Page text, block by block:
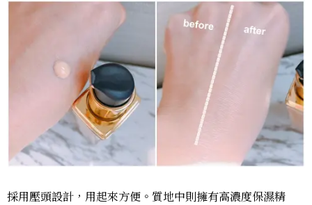
採用壓頭設計，用起來方便。質地中則擁有高濃度保濕精